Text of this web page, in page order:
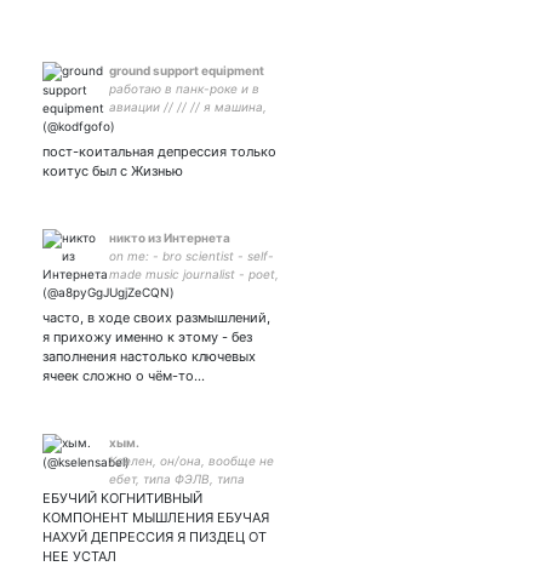
ground support equipment
работаю в панк-роке и в
авиации // // // я машина,
во мне дохуя запчастей //
пост-коитальная депрессия только
коитус был с Жизнью
никто из Интернета
on me: - bro scientist - self-
made music journalist - poet,
rap artist - culture vulture -
into buddhism, philosophy,
psycho-therapy & self-
knowledge
часто, в ходе своих размышлений,
я прихожу именно к этому - без
заполнения настолько ключевых
ячеек сложно о чём-то…
хым.
Кселен, он/она, вообще не
ебет, типа ФЭЛВ, типа
Гюго, принесу в вашу
жизнь комфорт. Ролевик,
фикрайтер, творческий
пиздец ;)
ЕБУЧИЙ КОГНИТИВНЫЙ
КОМПОНЕНТ МЫШЛЕНИЯ ЕБУЧАЯ
НАХУЙ ДЕПРЕССИЯ Я ПИЗДЕЦ ОТ
НЕЕ УСТАЛ